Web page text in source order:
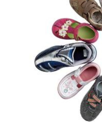
POSTUROLOGIA
LASER
MUTUAS